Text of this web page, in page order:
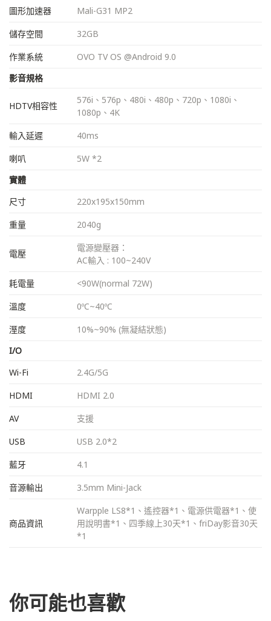
圖形加速器
Mali-G31 MP2
儲存空間
32GB
作業系統
OVO TV OS @Android 9.0
影音規格
HDTV相容性
576i、576p、480i、480p、720p、1080i、
1080p、4K
輸入延遲
40ms
喇叭
5W *2
實體
尺寸
220x195x150mm
重量
2040g
電壓
電源變壓器：
AC輸入 : 100~240V
耗電量
<90W(normal 72W)
溫度
0ºC~40ºC
溼度
10%~90% (無凝結狀態)
I/O
Wi-Fi
2.4G/5G
HDMI
HDMI 2.0
AV
支援
USB
USB 2.0*2
藍牙
4.1
音源輸出
3.5mm Mini-Jack
商品資訊
Warpple LS8*1、遙控器*1、電源供電器*1、使
用說明書*1、四季線上30天*1、friDay影音30天
*1
你可能也喜歡